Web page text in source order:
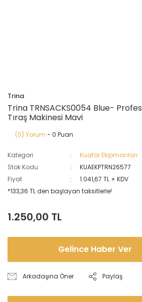
Trina
Trina TRNSACKS0054 Blue-
Tıraş Makinesi Mavi
(0) Yorum - 0 Puan
Kategori
Kuaför Ekipmanları
Stok Kodu
KUAEKPTRN26577
Fiyat
1.041,67 TL + KDV
*133,36 TL den başlayan taksitlerle!
1.250,00 TL
Gelince Haber Ver
Arkadaşına Öner Paylaş